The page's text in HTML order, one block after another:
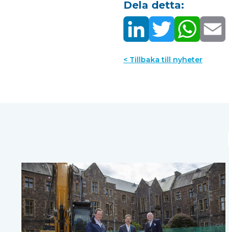
Dela detta:
< Tillbaka till nyheter